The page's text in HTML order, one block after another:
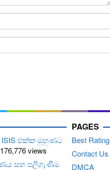
| ISIS එක්ක මුහුණට
views
සහ පලිගැණීම
PAGES
Best Rating
Contact Us
DMCA